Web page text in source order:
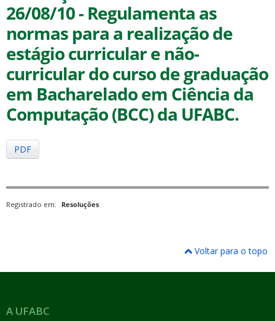
26/08/10 - Regulamenta as
normas para a realização de
estágio curricular e não-
curricular do curso de graduação
em Bacharelado em Ciência da
Computação (BCC) da UFABC.
PDF
Registrado em: Resoluções
Voltar para o topo
A UFABC